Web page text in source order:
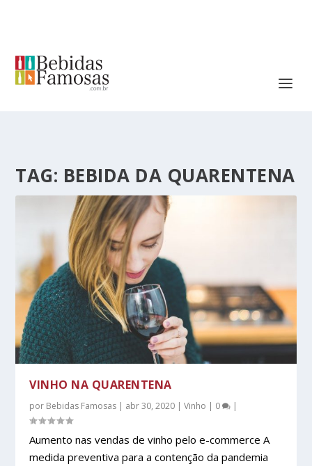
TAG: BEBIDA DA QUARENTENA
VINHO NA QUARENTENA
por Bebidas Famosas | abr 30, 2020 |Vinho | 0 |
Aumento nas vendas de vinho pelo e-commerce A
medida preventiva para a contenção da pandemia